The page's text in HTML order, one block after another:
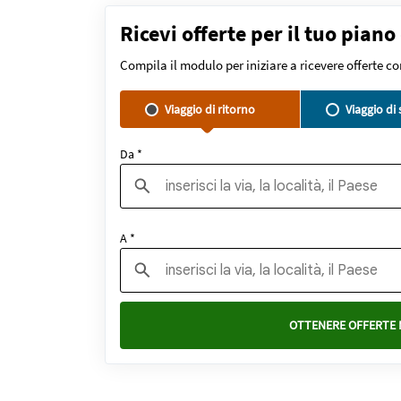
Ricevi offerte per il tuo
Compila il modulo per iniziare a ricevere offerte
Viaggio di ritorno Viaggio di
Da *
A *
OTTENERE